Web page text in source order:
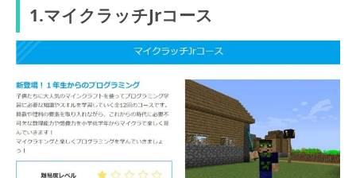
1.マイクラッチJrコース